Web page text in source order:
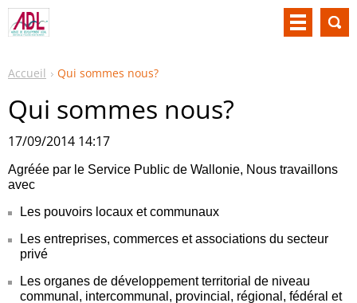
Accueil Qui sommes nous?
Qui sommes nous?
17/09/2014 14:17
Agréée par le Service Public de Wallonie, Nous travaillons
avec
Les pouvoirs locaux et communaux
Les entreprises, commerces et associations du secteur
privé
Les organes de développement territorial de niveau
communal, intercommunal, provincial, régional, fédéral et